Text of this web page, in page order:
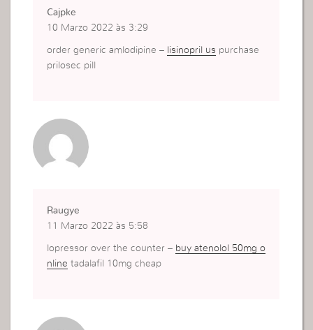
Cajpke
10 Marzo 2022 às 3:29
order generic amlodipine – lisinopril us purchase
prilosec pill
Raugye
11 Marzo 2022 às 5:58
lopressor over the counter – buy atenolol 50mg o
nline tadalafil 10mg cheap